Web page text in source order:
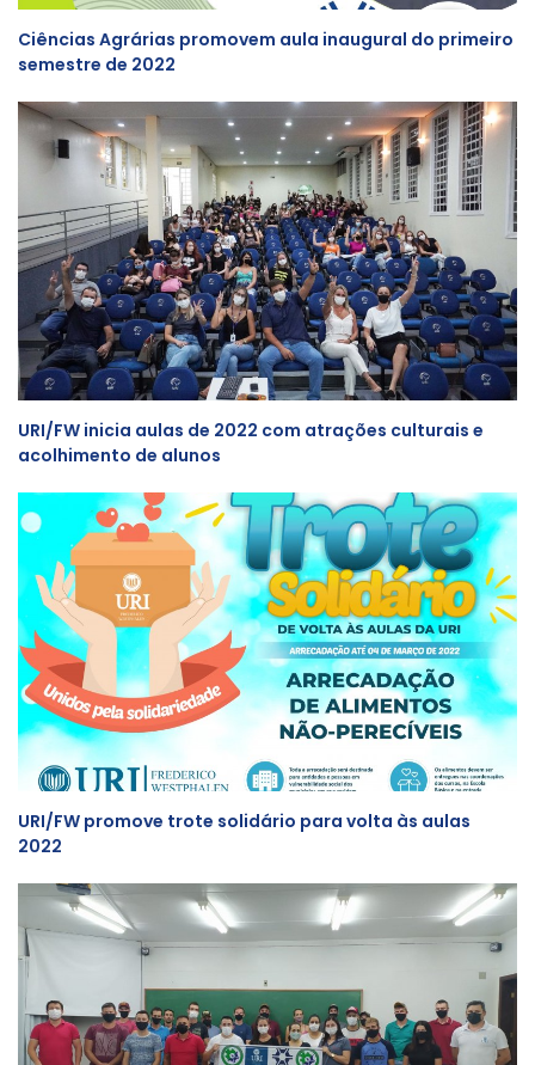
Ciências Agrárias promovem aula inaugural do primeiro
semestre de 2022
URI/FW inicia aulas de 2022 com atrações culturais e
acolhimento de alunos
URI/FW promove trote solidário para volta às aulas
2022